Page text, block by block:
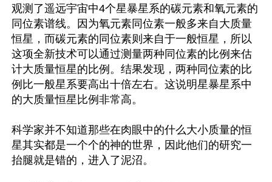
观测了遥远宇宙中4个星暴星系的碳元素和氧元素的
同位素谱线。因为氧元素同位素一般多来自大质量
恒星，而碳元素的同位素则来自于一般恒星，所以
这项全新技术可以通过测量两种同位素的比例来估
计大质量恒星的比例。结果发现，两种同位素的比
例比一般星系要高出十倍左右。这说明星暴星系中
的大质量恒星比例非常高。
科学家并不知道那些在肉眼中的什么大小质量的恒
星其实都是一个个的神的世界，因此他们的研究一
抬腿就是错的，进入了泥沼。